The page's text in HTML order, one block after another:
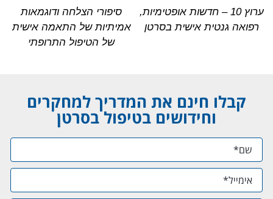
ערוץ 10 – חדשות אופטימיות,
רפואה גנטית אישית בסרטן
סיפורי הצלחה ודוגמאות
אמיתיות של התאמה אישית
של הטיפול התרופתי
קבלו חינם את המדריך למחקרים
וחידושים בטיפול בסרטן